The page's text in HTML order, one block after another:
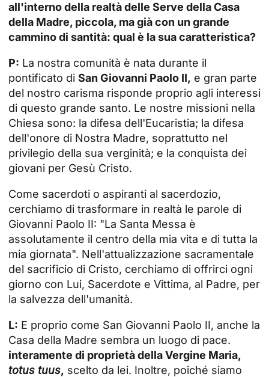
all'interno della realtà delle Serve della Casa
della Madre, piccola, ma già con un grande
cammino di santità: qual è la sua caratteristica?
P: La nostra comunità è nata durante il
pontificato di San Giovanni Paolo II, e gran parte
del nostro carisma risponde proprio agli interessi
di questo grande santo. Le nostre missioni nella
Chiesa sono: la difesa dell'Eucaristia; la difesa
dell'onore di Nostra Madre, soprattutto nel
privilegio della sua verginità; e la conquista dei
giovani per Gesù Cristo.
Come sacerdoti o aspiranti al sacerdozio,
cerchiamo di trasformare in realtà le parole di
Giovanni Paolo II: "La Santa Messa è
assolutamente il centro della mia vita e di tutta la
mia giornata". Nell'attualizzazione sacramentale
del sacrificio di Cristo, cerchiamo di offrirci ogni
giorno con Lui, Sacerdote e Vittima, al Padre, per
la salvezza dell'umanità.
L: E proprio come San Giovanni Paolo II, anche la
Casa della Madre sembra un luogo di pace.
interamente di proprietà della Vergine Maria,
totus tuus, scelto da lei. Inoltre, poiché siamo